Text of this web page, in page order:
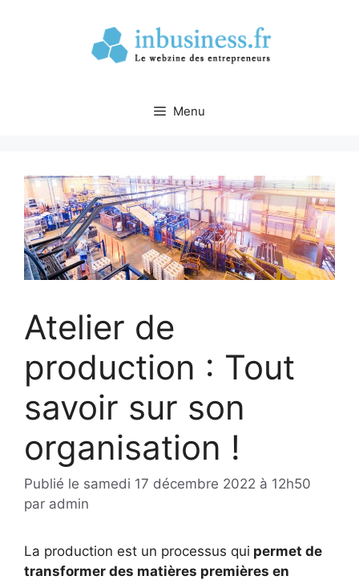
Menu
Atelier de
production : Tout
savoir sur son
organisation !
Publié le samedi 17 décembre 2022 à 12h50
par admin
La production est un processus qui permet de
transformer des matières premières en